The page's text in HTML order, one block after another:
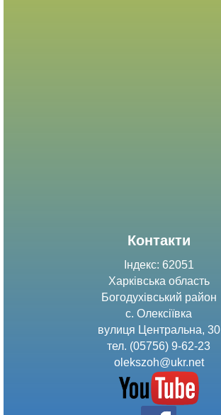
Контакти
Індекс: 62051
Харківська область
Богодухівський район
с. Олексіївка
вулиця Центральна, 30
тел. (05756) 9-62-23
olekszoh@ukr.net